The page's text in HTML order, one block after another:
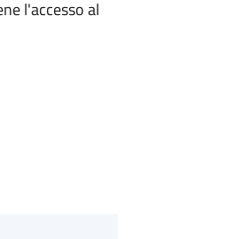
l'accesso al